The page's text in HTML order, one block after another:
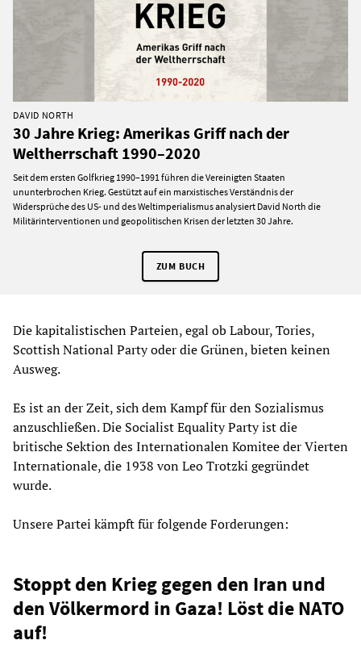
DAVID NORTH
30 Jahre Krieg: Amerikas Griff nach der
Weltherrschaft 1990–2020
Seit dem ersten Golfkrieg 1990–1991 führen die Vereinigten Staaten
ununterbrochen Krieg. Gestützt auf ein marxistisches Verständnis der
Widersprüche des US- und des Weltimperialismus analysiert David North die
Militärinterventionen und geopolitischen Krisen der letzten 30 Jahre.
ZUM BUCH
Die kapitalistischen Parteien, egal ob Labour, Tories,
Scottish National Party oder die Grünen, bieten keinen
Ausweg.
Es ist an der Zeit, sich dem Kampf für den Sozialismus
anzuschließen. Die Socialist Equality Party ist die
britische Sektion des Internationalen Komitee der Vierten
Internationale, die 1938 von Leo Trotzki gegründet
wurde.
Unsere Partei kämpft für folgende Forderungen:
Stoppt den Krieg gegen den Iran und
den Völkermord in Gaza! Löst die NATO
auf!